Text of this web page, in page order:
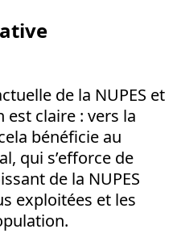
de la NUPES et
est claire : vers la
bénéficie au
qui s’efforce de
de la NUPES
exploitées et les